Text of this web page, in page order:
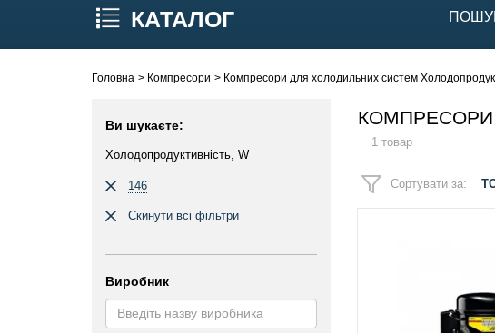
КАТАЛОГ
Головна Компресори Компресори для холодильних систем
Ви шукаєте:
Холодопродуктивність, W
146
Скинути всі фільтри
Виробник
КОМПРЕСОРИ
1 товар
Сортувати за: